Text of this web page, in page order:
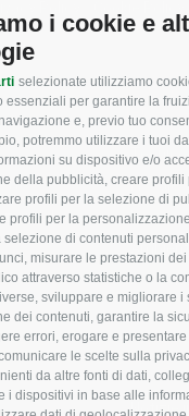
i cookie e
selezionate utilizziamo
essenziali per garantire la
e, previo tuo
potremmo utilizzare i tuoi
su dispositivo e/o
della pubblicità, creare
profili per la selezione di
profili per la
di contenuti
misurare le prestazioni
attraverso statistiche o la
sviluppare e migliorare i
dei contenuti, garantire la
errori, erogare e
le scelte sulla
da altre fonti di dati,
i dispositivi in base alle
INFORMA
Tecnico
Fiscale
Lavoro
ATTIVA
Notizie